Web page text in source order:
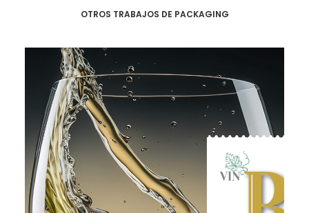
OTROS TRABAJOS DE PACKAGING